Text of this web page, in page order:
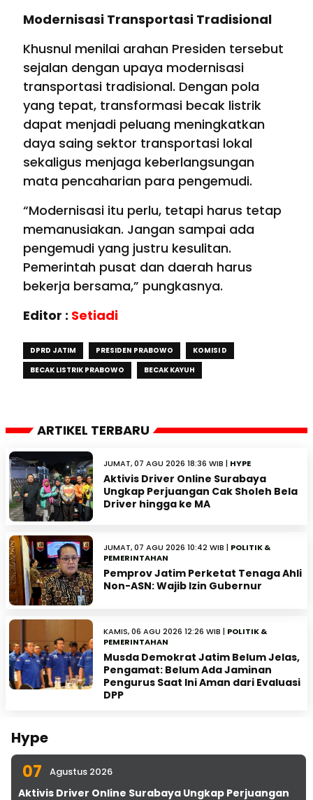
Modernisasi Transportasi Tradisional
Khusnul menilai arahan Presiden tersebut
sejalan dengan upaya modernisasi
transportasi tradisional. Dengan pola
yang tepat, transformasi becak listrik
dapat menjadi peluang meningkatkan
daya saing sektor transportasi lokal
sekaligus menjaga keberlangsungan
mata pencaharian para pengemudi.
“Modernisasi itu perlu, tetapi harus tetap
memanusiakan. Jangan sampai ada
pengemudi yang justru kesulitan.
Pemerintah pusat dan daerah harus
bekerja bersama,” pungkasnya.
Editor : Setiadi
DPRD JATIM PRESIDEN PRABOWO
KOMISI D
BECAK LISTRIK PRABOWO
BECAK KAYUH
ARTIKEL TERBARU
JUMAT, 07 AGU 2026 18:36 WIB | HYPE
Aktivis Driver Online Surabaya
Ungkap Perjuangan Cak Sholeh Bela
Driver hingga ke MA
JUMAT, 07 AGU 2026 10:42 WIB | POLITIK &
PEMERINTAHAN
Pemprov Jatim Perketat Tenaga Ahli
Non-ASN: Wajib Izin Gubernur
KAMIS, 06 AGU 2026 12:26 WIB | POLITIK &
PEMERINTAHAN
Musda Demokrat Jatim Belum Jelas,
Pengamat: Belum Ada Jaminan
Pengurus Saat Ini Aman dari Evaluasi
DPP
Hype
07 Agustus 2026
Aktivis Driver Online Surabaya Ungkap Perjuangan